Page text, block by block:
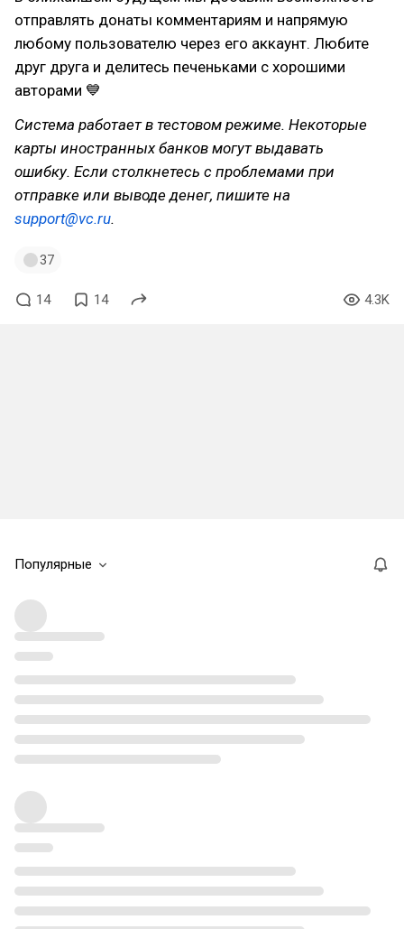
отправлять донаты комментариям и напрямую
любому пользователю через его аккаунт. Любите
друг друга и делитесь печеньками с хорошими
авторами 💙
Cистема работает в тестовом режиме. Некоторые
карты иностранных банков могут выдавать
ошибку. Если столкнетесь с проблемами при
отправке или выводе денег, пишите на
support@vc.ru.
37
14 14 4.3K
Популярные